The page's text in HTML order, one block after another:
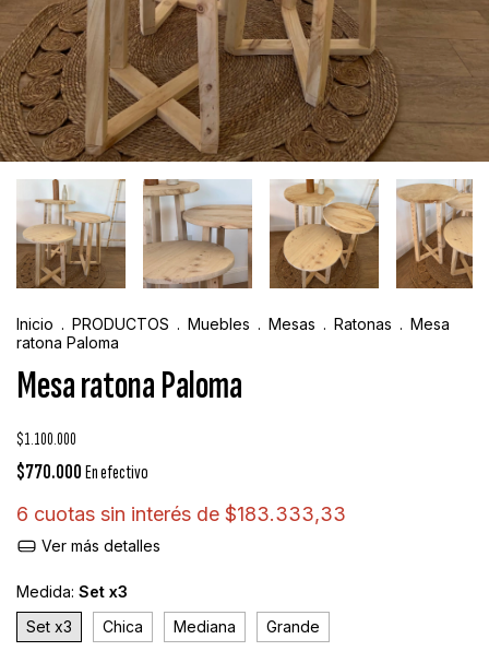
Inicio . PRODUCTOS . Muebles . Mesas . Ratonas . Mesa
ratona Paloma
Mesa ratona Paloma
$1.100.000
$770.000En efectivo
6 cuotas sin interés de $183.333,33
Ver más detalles
Medida: Set x3
Set x3
Chica Mediana Grande